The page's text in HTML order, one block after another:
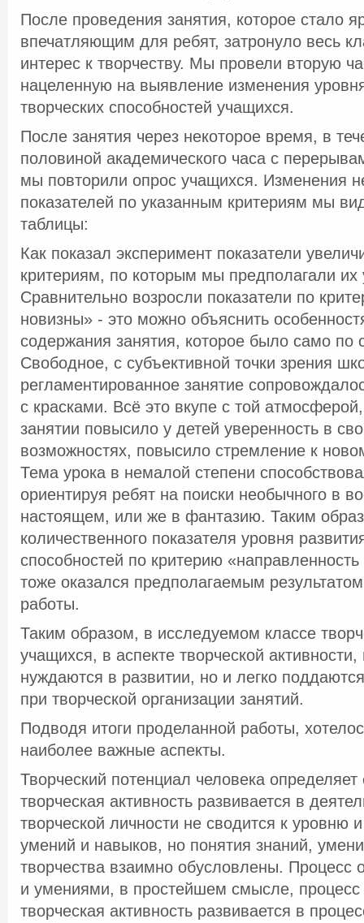
После проведения занятия, которое стало
впечатляющим для ребят, затронуло весь
интерес к творчеству. Мы провели вторую
нацеленную на выявление изменения
творческих способностей учащихся.
После занятия через некоторое время, в
половиной академического часа с
мы повторили опрос учащихся. Изменения
показателей по указанным критериям мы
таблицы:
Как показал эксперимент показатели
критериям, по которым мы предполагали их
Сравнительно возросли показатели по
новизны» - это можно объяснить
содержания занятия, которое было само по
Свободное, с субъективной точки зрения
регламентированное занятие
с красками. Всё это вкупе с той
занятии повысило у детей уверенность в
возможностях, повысило стремление к
Тема урока в немалой степени
ориентируя ребят на поиски необычного в
настоящем, или же в фантазию. Таким
количественного показателя уровня
способностей по критерию «направленность
тоже оказался предполагаемым
работы.
Таким образом, в исследуемом классе
учащихся, в аспекте творческой активности,
нуждаются в развитии, но и легко
при творческой организации занятий.
Подводя итоги проделанной работы,
наиболее важные аспекты.
Творческий потенциал человека определяет
творческая активность развивается в
творческой личности не сводится к уровню
умений и навыков, но понятия знаний,
творчества взаимно обусловлены. Процесс
и умениями, в простейшем смысле, процесс
творческая активность развивается в